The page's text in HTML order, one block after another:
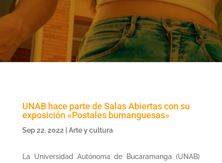
UNAB hace parte de Salas Abiertas con su
exposición «Postales bumanguesas»
Sep 22, 2022 | Arte y cultura
La Universidad Autónoma de Bucaramanga (UNAB)